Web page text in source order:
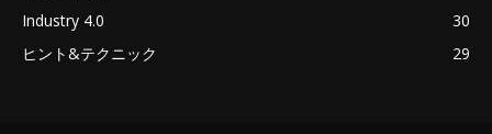
Industry 4.0
30
ヒント&テクニック
29